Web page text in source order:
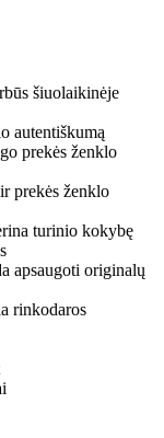
šiuolaikinėje
autentiškumą
prekės ženklo
prekės ženklo
turinio kokybę
apsaugoti originalų
rinkodaros